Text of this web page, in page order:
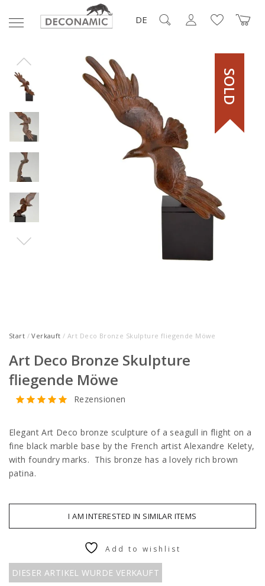
DE
SOLD
Start /Verkauft / Art Deco Bronze Skulpture fliegende Möwe
Art Deco Bronze Skulpture
fliegende Möwe
Rezensionen
Elegant Art Deco bronze sculpture of a seagull in flight on a
fine black marble base by the French artist Alexandre Kelety,
with foundry marks. This bronze has a lovely rich brown
patina.
I AM INTERESTED IN SIMILAR ITEMS
DIESER ARTIKEL WURDE VERKAUFT
Add to wishlist